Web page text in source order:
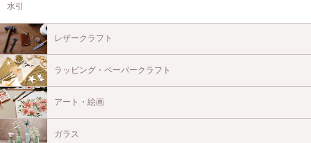
水引
レザークラフト
ラッピング・ペーパークラフト
アート・絵画
ガラス